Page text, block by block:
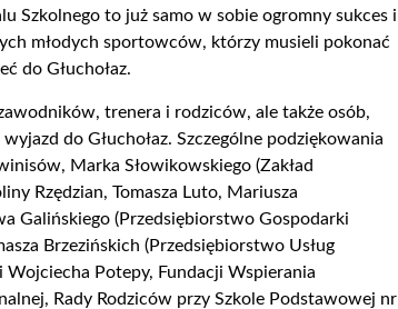
Szkolnego to już samo w sobie ogromny sukces i
młodych sportowców, którzy musieli pokonać
do Głuchołaz.
trenera i rodziców, ale także osób,
do Głuchołaz. Szczególne podziękowania
Marka Słowikowskiego (Zakład
Rzędzian, Tomasza Luto, Mariusza
Galińskiego (Przedsiębiorstwo Gospodarki
Brzezińskich (Przedsiębiorstwo Usług
Wojciecha Potepy, Fundacji Wspierania
Rady Rodziców przy Szkole Podstawowej nr